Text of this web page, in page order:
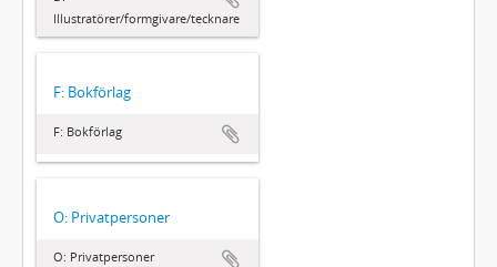
Illustratörer/formgivare/tecknare
F: Bokförlag
F: Bokförlag
O: Privatpersoner
O: Privatpersoner